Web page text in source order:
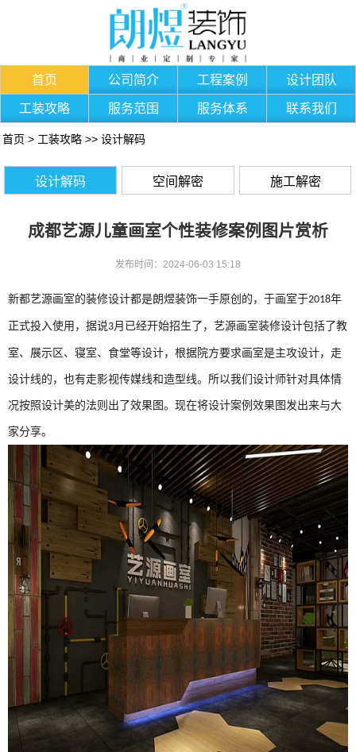
首页 公司简介 工程案例 设计团队
工装攻略 服务范围 服务体系 联系我们
首页 > 工装攻略 >> 设计解码
设计解码 空间解密 施工解密
成都艺源儿童画室个性装修案例图片赏析
发布时间：2024-06-03 15:18
新都艺源画室的装修设计都是朗煜装饰一手原创的，于画室于2018年
正式投入使用，据说3月已经开始招生了，艺源画室装修设计包括了教
室、展示区、寝室、食堂等设计，根据院方要求画室是主攻设计，走
设计线的，也有走影视传媒线和造型线。所以我们设计师针对具体情
况按照设计美的法则出了效果图。现在将设计案例效果图发出来与大
家分享。